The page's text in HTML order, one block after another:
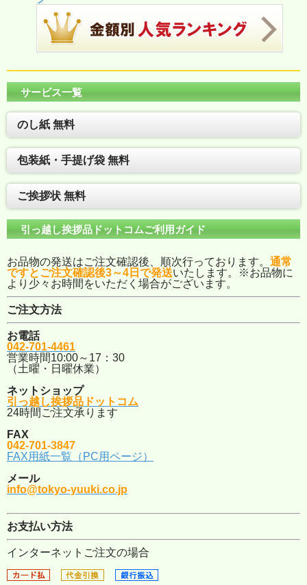
サービス一覧
のし紙 無料
包装紙・手提げ袋 無料
ご挨拶状 無料
引っ越し挨拶品ドットコムご利用ガイド
お品物の発送はご注文確認後、順次行っております。 通常
ですとご注文確認後3～4日で発送いたします。※お品物に
より少々お時間をいただく場合がございます。
ご注文方法
お電話
042-701-4461
営業時間10:00～17：30
（土曜・日曜休業）
ネットショップ
引っ越し挨拶品ドットコム
24時間ご注文承ります
FAX
042-701-3847
FAX用紙一覧（PC用ページ）
メール
info@tokyo-yuuki.co.jp
お支払い方法
インターネットご注文の場合